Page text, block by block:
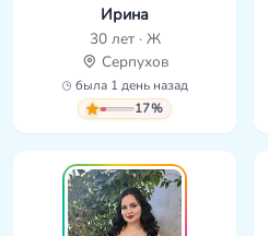
Ирина
30 лет · Ж
Серпухов
была 1 день назад
17%